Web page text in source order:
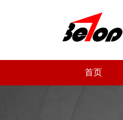
首页